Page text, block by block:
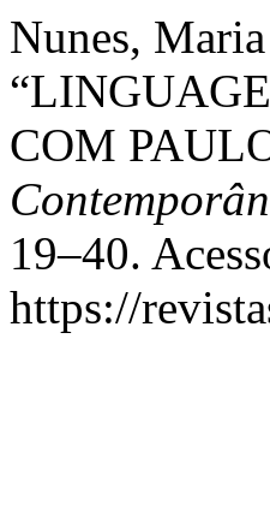
Nunes,
COM
19–40.
https://